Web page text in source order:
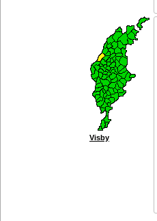
Visby